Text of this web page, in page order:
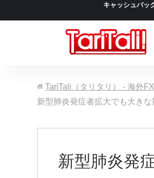
キャッシュバッ
TariTali（タリタリ） - 海外
新型肺炎発症者拡大でも大き
新型肺炎発